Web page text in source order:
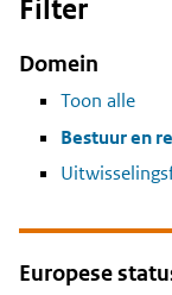
Filter
Domein
Toon alle
Bestuur en
Europese